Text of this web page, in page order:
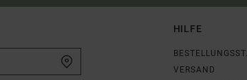
HILFE
VERSAND